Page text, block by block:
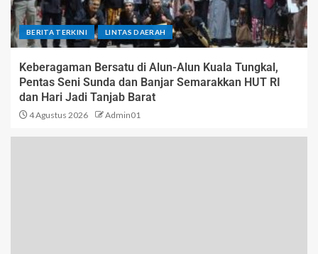
BERITA TERKINI LINTAS DAERAH
Keberagaman Bersatu di Alun-Alun Kuala Tungkal,
Pentas Seni Sunda dan Banjar Semarakkan HUT RI
dan Hari Jadi Tanjab Barat
4 Agustus 2026 Admin01